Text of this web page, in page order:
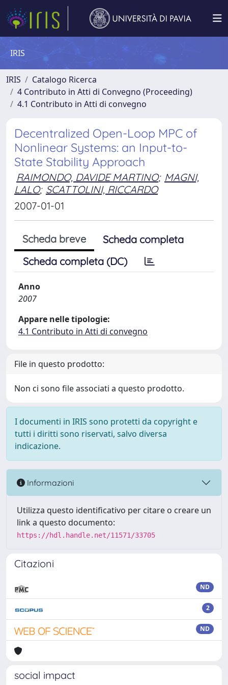
IRIS
IRIS
Catalogo Ricerca
4 Contributo in Atti di Convegno (Proceeding)
4.1 Contributo in Atti di convegno
Decentralized Open-Loop MPC of
Nonlinear Systems: an Input-to-
State Stability Approach
RAIMONDO, DAVIDE MARTINO; MAGNI,
LALO; SCATTOLINI, RICCARDO
2007-01-01
Scheda breve
Scheda completa
Scheda completa (DC)
Anno
2007
Appare nelle tipologie:
4.1 Contributo in Atti di convegno
File in questo prodotto:
Non ci sono file associati a questo prodotto.
I documenti in IRIS sono protetti da copyright e
tutti i diritti sono riservati, salvo diversa
indicazione.
Informazioni
Utilizza questo identificativo per citare o creare un
link a questo documento:
https://hdl.handle.net/11571/33705
Citazioni
ND
2
ND
social impact